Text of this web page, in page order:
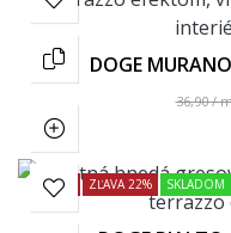
DOGE
36,90 /
AKCIA! ZĽAVA 22% SKLADOM